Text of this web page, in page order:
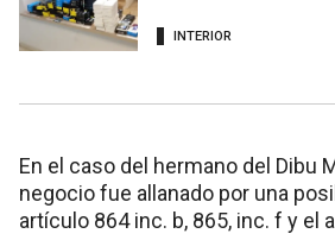
INTERIOR
En el caso del hermano del Dibu
negocio fue allanado por una
artículo 864 inc. b, 865, inc. f y el